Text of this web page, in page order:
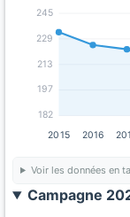
182
197
213
229
245
2015 2016
Voir les données en
Campagne